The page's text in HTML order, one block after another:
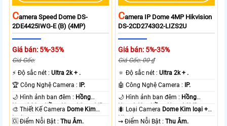
CAmera Speed Dome DS-
2DE4425IWG-E (B) (4MP)
Giá bán: 5%-35%
Giá Gốc:
️⚡ Độ sắc nét :Ultra 2k + .
🏆 Công Nghệ Camera :
IP.
🌙 Hình ảnh ban đêm : Hồng
Ngoại 20m Hồng Ngoại Smart IR.
🎨 Thiết Kế Camera Dome Kim
loại.
️🆑 Điểm Nỗi Bật :Thu Âm.
CAmera IP Dome 4MP Hikvision
DS-2CD2743G2-LIZS2U
Giá bán: 5%-35%
Giá Gốc: 00 ₫
🔅 Độ sắc nét :Ultra 2k + .
🤖️ Công Nghệ Camera :
IP.
🌙 Hình ảnh ban đêm : Hồng
Ngoại 40m Hồng Ngoại SMD.
🐜 Loại Camera Dome Kim loại +
Nhựa.
️⇝ Điểm Nỗi Bật :Thu Âm.